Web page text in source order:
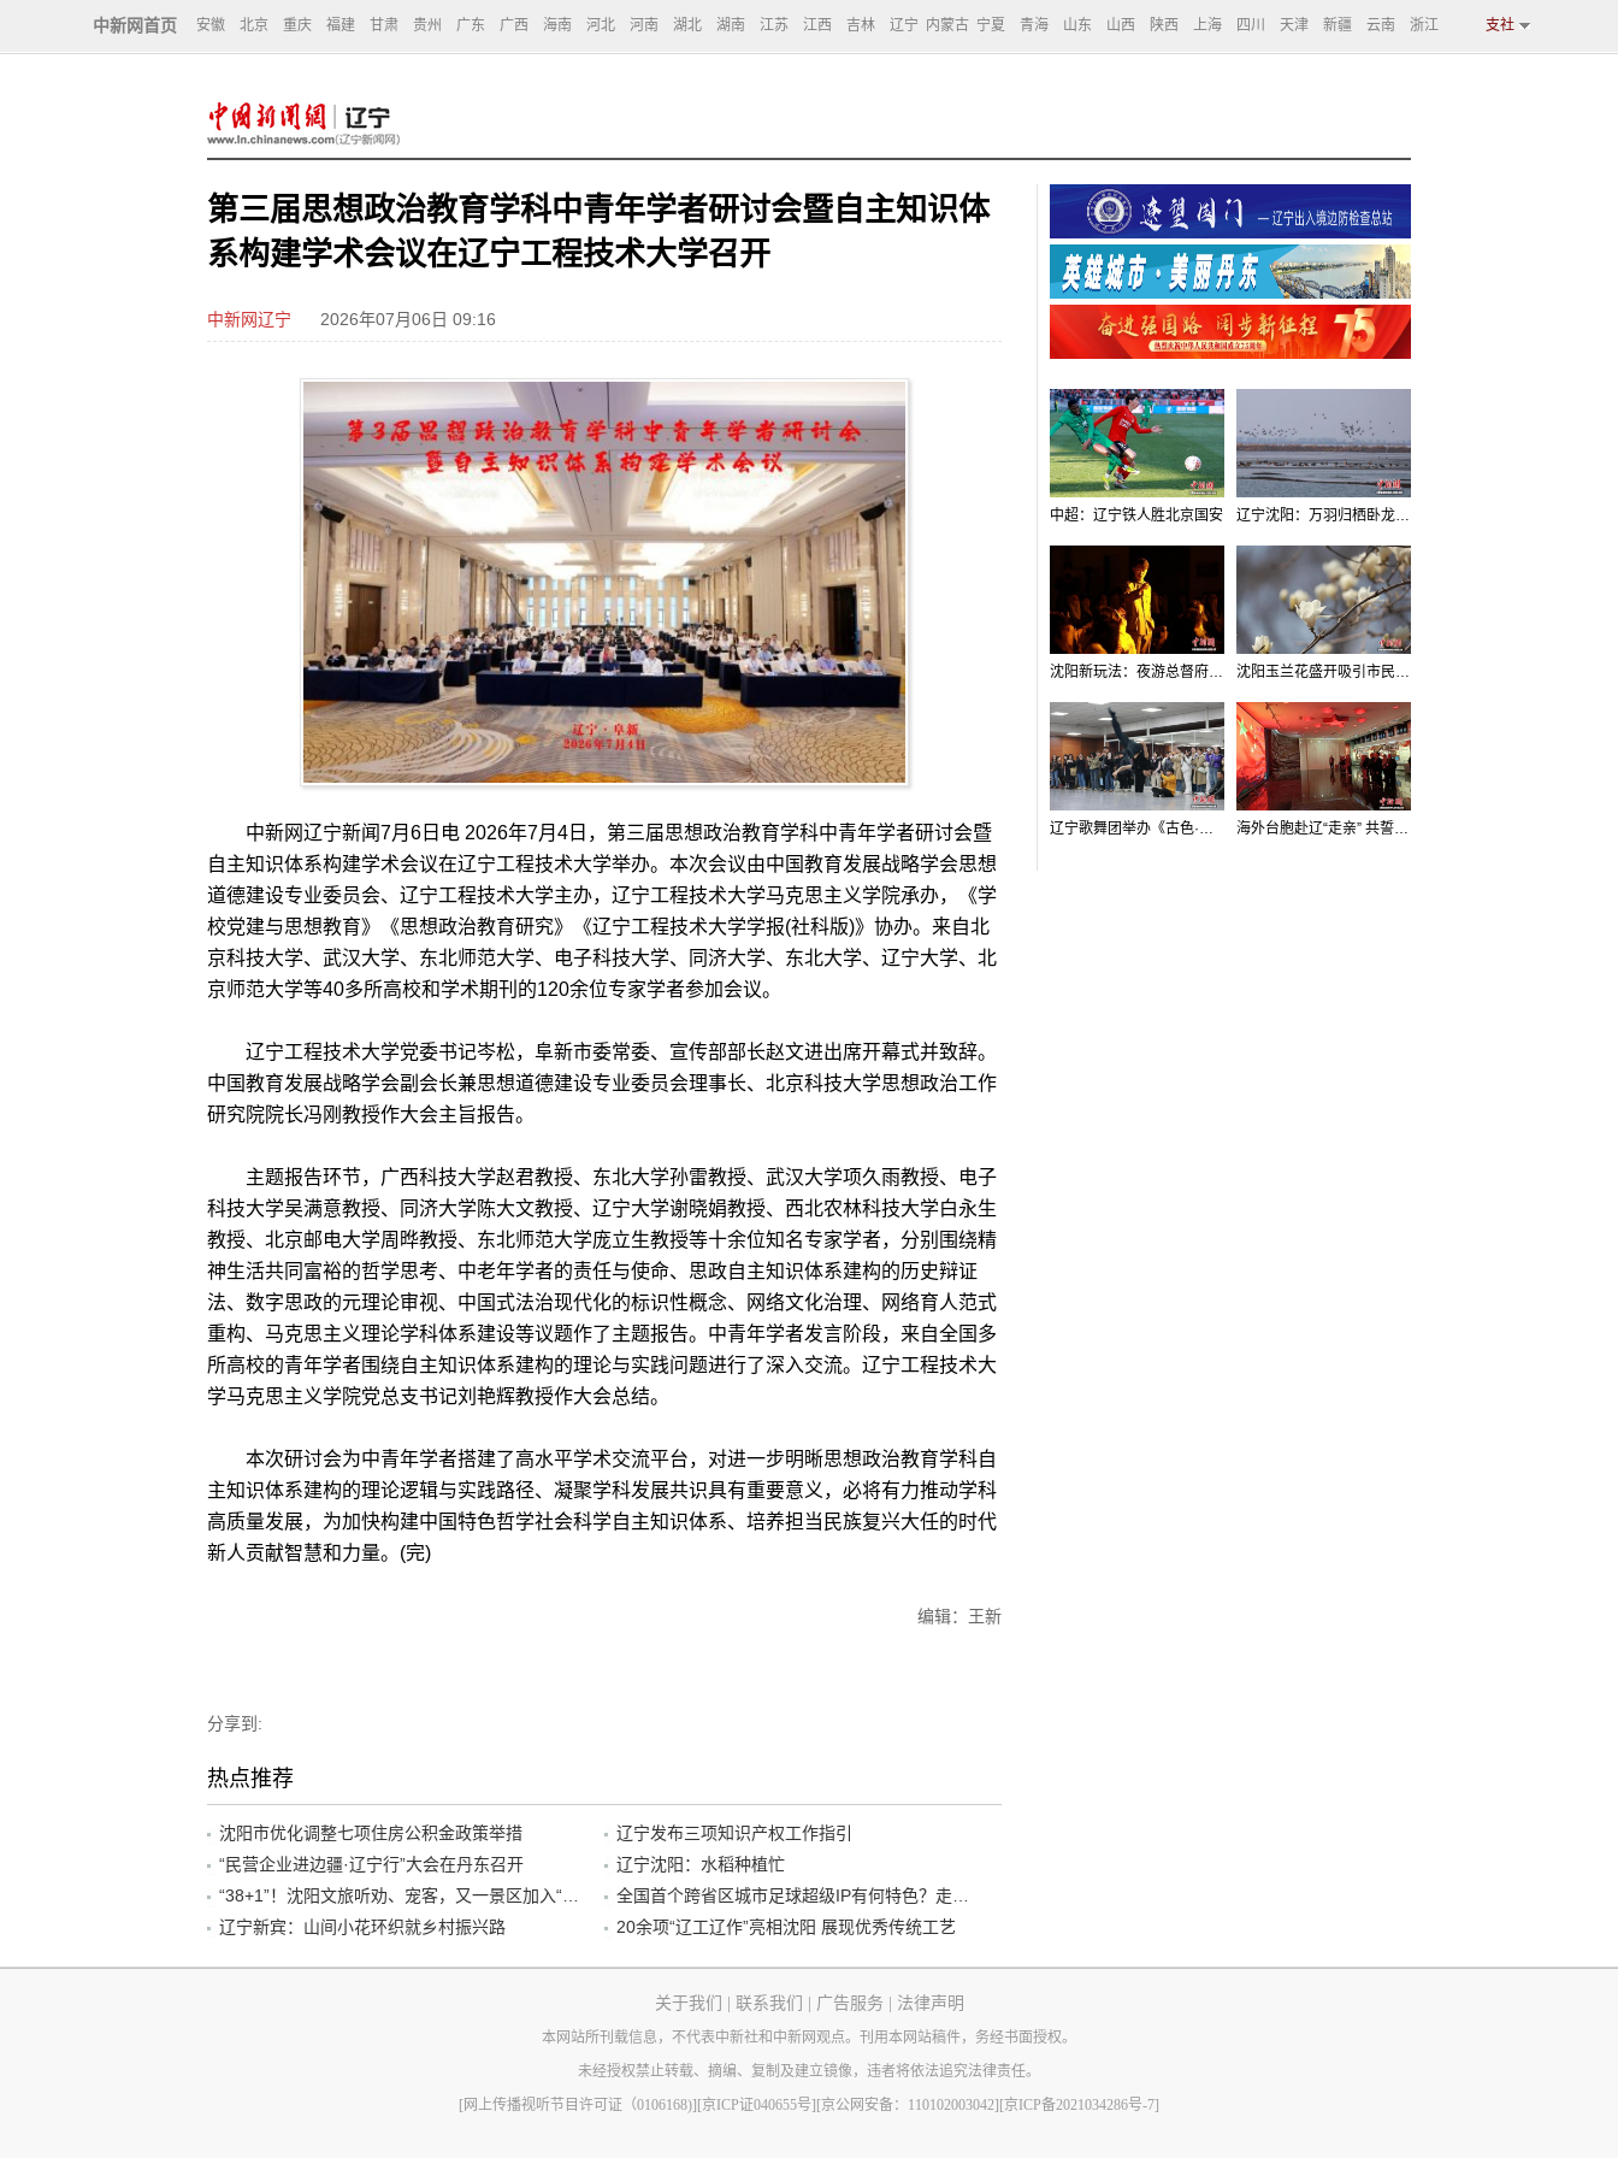
中新网首页 安徽 北京 重庆 福建 甘肃 贵州 广东 广西 海南 河北 河南 湖北 湖南 江苏 江西 吉林 辽宁 内蒙古 宁夏 青海 山东 山西 陕西 上海 四川 天津 新疆 云南 浙江 支社
第三届思想政治教育学科中青年学者研讨会暨自主知识体
系构建学术会议在辽宁工程技术大学召开
中新网辽宁 2026年07月06日 09:16
中新网辽宁新闻7月6日电 2026年7月4日，第三届思想政治教育学科中青年学者研讨会暨
自主知识体系构建学术会议在辽宁工程技术大学举办。本次会议由中国教育发展战略学会思想
道德建设专业委员会、辽宁工程技术大学主办，辽宁工程技术大学马克思主义学院承办，《学
校党建与思想教育》《思想政治教育研究》《辽宁工程技术大学学报(社科版)》协办。来自北
京科技大学、武汉大学、东北师范大学、电子科技大学、同济大学、东北大学、辽宁大学、北
京师范大学等40多所高校和学术期刊的120余位专家学者参加会议。
辽宁工程技术大学党委书记岑松，阜新市委常委、宣传部部长赵文进出席开幕式并致辞。
中国教育发展战略学会副会长兼思想道德建设专业委员会理事长、北京科技大学思想政治工作
研究院院长冯刚教授作大会主旨报告。
主题报告环节，广西科技大学赵君教授、东北大学孙雷教授、武汉大学项久雨教授、电子
科技大学吴满意教授、同济大学陈大文教授、辽宁大学谢晓娟教授、西北农林科技大学白永生
教授、北京邮电大学周晔教授、东北师范大学庞立生教授等十余位知名专家学者，分别围绕精
神生活共同富裕的哲学思考、中老年学者的责任与使命、思政自主知识体系建构的历史辩证
法、数字思政的元理论审视、中国式法治现代化的标识性概念、网络文化治理、网络育人范式
重构、马克思主义理论学科体系建设等议题作了主题报告。中青年学者发言阶段，来自全国多
所高校的青年学者围绕自主知识体系建构的理论与实践问题进行了深入交流。辽宁工程技术大
学马克思主义学院党总支书记刘艳辉教授作大会总结。
本次研讨会为中青年学者搭建了高水平学术交流平台，对进一步明晰思想政治教育学科自
主知识体系建构的理论逻辑与实践路径、凝聚学科发展共识具有重要意义，必将有力推动学科
高质量发展，为加快构建中国特色哲学社会科学自主知识体系、培养担当民族复兴大任的时代
新人贡献智慧和力量。(完)
编辑：王新
分享到:
热点推荐
沈阳市优化调整七项住房公积金政策举措
辽宁发布三项知识产权工作指引
“民营企业进边疆·辽宁行”大会在丹东召开
辽宁沈阳：水稻种植忙
辽宁新宾：山间小花环织就乡村振兴路
20余项“辽工辽作”亮相沈阳 展现优秀传统工艺
中超：辽宁铁人胜北京国安 辽宁沈阳：万羽归栖卧龙湖看群鸟齐飞
沈阳新玩法：夜游总督府，当一回“赴宴者” 沈阳玉兰花盛开吸引市民打卡
辽宁歌舞团举办《古色·国宝辽宁》排练开放日活动 海外台胞赴辽“走亲” 共誓“和平初心”
关于我们 | 联系我们 | 广告服务 | 法律声明
本网站所刊载信息，不代表中新社和中新网观点。刊用本网站稿件，务经书面授权。
未经授权禁止转载、摘编、复制及建立镜像，违者将依法追究法律责任。
[网上传播视听节目许可证（0106168)][京ICP证040655号][京公网安备：110102003042][京ICP备2021034286号-7]